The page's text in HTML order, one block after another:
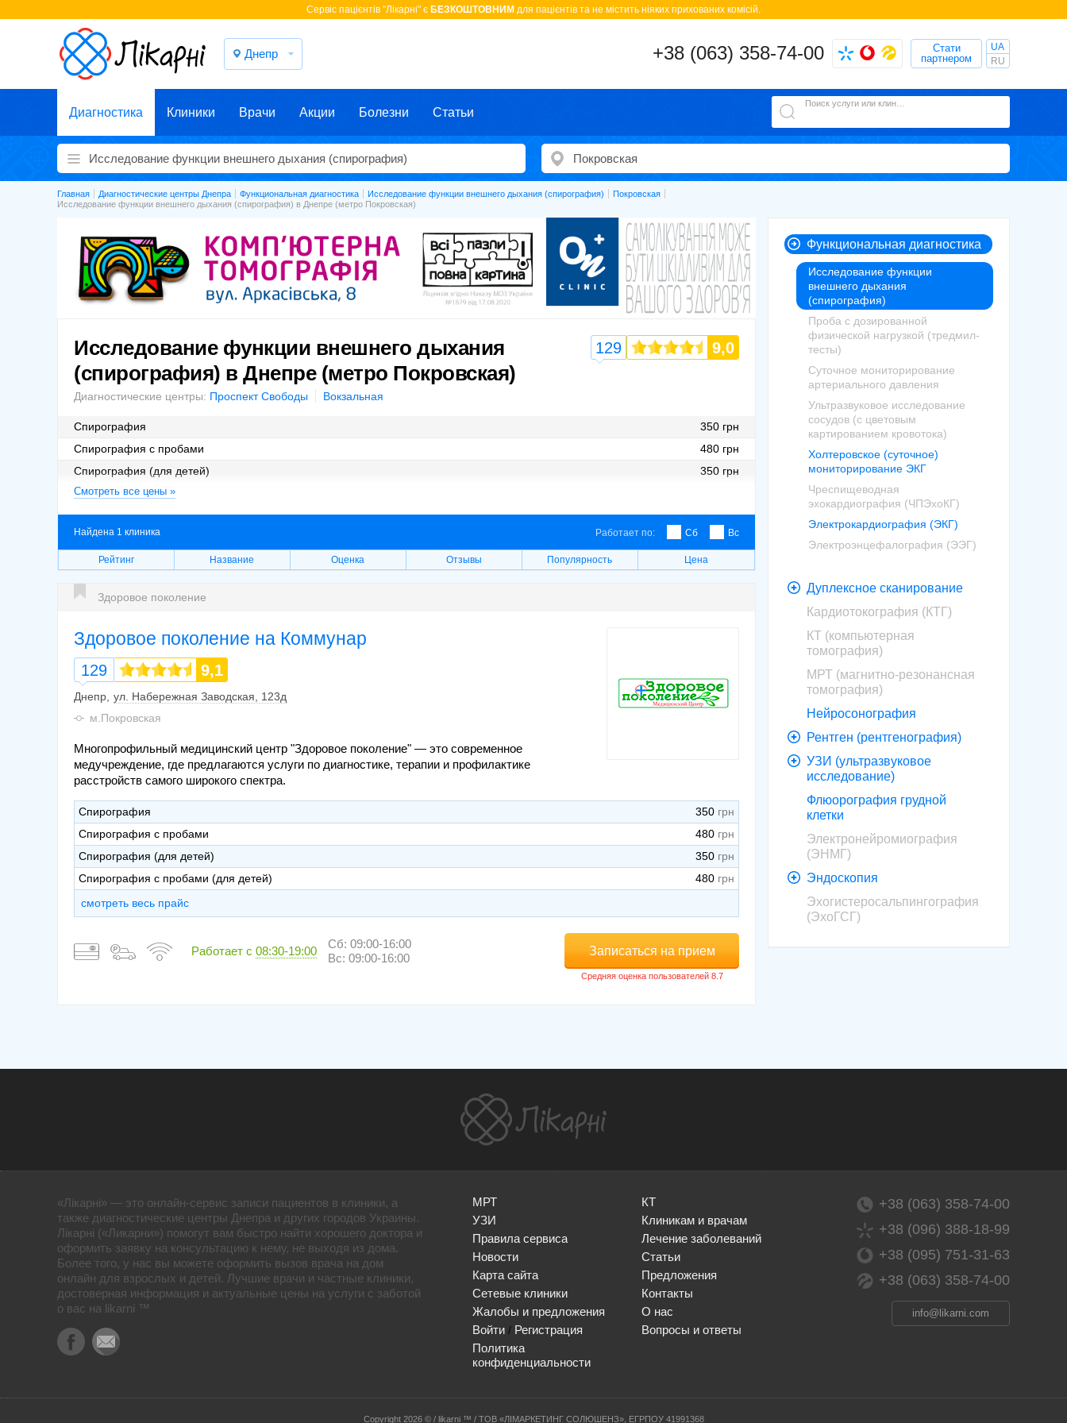
Cервіс пацієнтів "Лікарні" є БЕЗКОШТОВНИМ для пацієнтів та не містить ніяких прихованих комісій.
Днепр +38 (063) 358-74-00
Стати
партнером
UA
RU
Диагностика Клиники Врачи Акции Болезни Статьи
Главная Диагностические центры Днепра Функциональная диагностика Исследование функции внешнего дыхания (спирография)
Покровская
Исследование функции внешнего дыхания (спирография) в Днепре (метро Покровская)
Исследование функции внешнего дыхания
(спирография) в Днепре (метро Покровская)
Диагностические центры: Проспект Свободы Вокзальная
Спирография
350 грн
Спирография с пробами
480 грн
Спирография (для детей)
350 грн
Спирография с пробами (для детей)
Смотреть все цены »
129 9,0
Найдена 1 клиника Работает по: Сб Вс
Рейтинг Название Оценка Отзывы Популярность Цена
Здоровое поколение
Здоровое поколение на Коммунар
129 9,1
Днепр ул. Набережная Заводская, 123д
м.Покровская
Многопрофильный медицинский центр "Здоровое поколение" — это современное
медучреждение, где предлагаются услуги по диагностике, терапии и профилактике
расстройств самого широкого спектра.
Спирография
350
Спирография с пробами
480
Спирография (для детей)
350
Спирография с пробами (для детей)
480
смотреть весь прайс
Работает с 08:30-19:00
Сб: 09:00-16:00
Вс: 09:00-16:00
Записаться на прием
Функциональная диагностика
Исследование функции
внешнего дыхания
(спирография)
Проба с дозированной
физической нагрузкой (тредмил-
тесты)
Суточное мониторирование
артериального давления
Ультразвуковое исследование
сосудов (с цветовым
картированием кровотока)
Холтеровское (суточное)
мониторирование ЭКГ
Чреспищеводная
эхокардиография (ЧПЭхоКГ)
Электрокардиография (ЭКГ)
Электроэнцефалография (ЭЭГ)
Дуплексное сканирование
Кардиотокография (КТГ)
КТ (компьютерная
томография)
МРТ (магнитно-резонансная
томография)
Нейросонография
Рентген (рентгенография)
УЗИ (ультразвуковое
исследование)
Флюорография грудной
клетки
Электронейромиография
(ЭНМГ)
Эндоскопия
Эхогистеросальпингография
(ЭхоГСГ)
«Лікарні» — это онлайн-сервис записи пациентов в клиники, а
также диагностические центры Днепра и других городов Украины.
Лікарні («Ликарни») помогут вам быстро найти хорошего доктора и
оформить заявку на консультацию к нему, не выходя из дома.
Более того, у нас вы можете оформить вызов врача на дом
онлайн для взрослых и детей. Лучшие врачи и частные клиники,
достоверная информация и актуальные цены на услуги с заботой
о вас на likarni ™
МРТ
КТ
УЗИ
Клиникам и врачам
Правила сервиса
Лечение заболеваний
Новости
Статьи
Карта сайта
Предложения
Сетевые клиники
Контакты
Жалобы и предложения
О нас
Войти/ Регистрация
Вопросы и ответы
Политика
конфиденциальности
+38 (063) 358-74-00
+38 (096) 388-18-99
+38 (095) 751-31-63
+38 (063) 358-74-00
info@likarni.com
Сopyright 2026 © / likarni ™ / ТОВ «ЛІМАРКЕТИНГ СОЛЮШЕНЗ», ЕГРПОУ 41991368